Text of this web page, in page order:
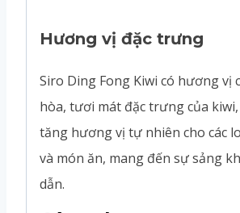
Hương vị đặc trưng
Siro Ding Fong Kiwi có hương vị
hòa, tươi mát đặc trưng của
tăng hương vị tự nhiên cho các
và món ăn, mang đến sự sảng
dẫn.